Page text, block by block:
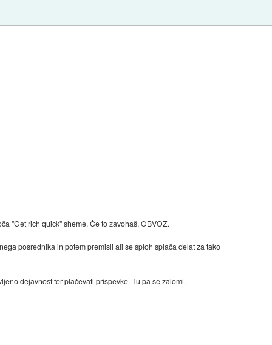
"Get rich quick" sheme. Če to zavohaš, OBVOZ.
posrednika in potem premisli ali se sploh splača delat za tako
dejavnost ter plačevati prispevke. Tu pa se zalomi.